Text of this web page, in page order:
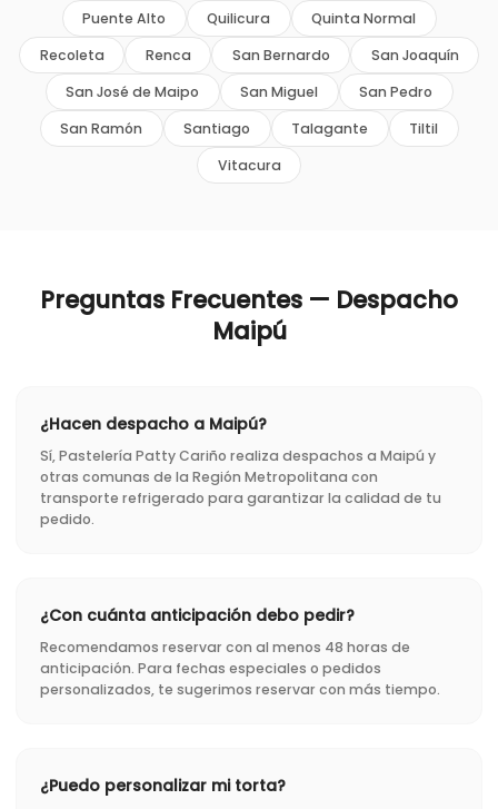
Puente Alto Quilicura
Quinta Normal
Recoleta
Renca San Bernardo
San Joaquín
San José de Maipo
San Miguel
San Pedro
San Ramón
Santiago Talagante
Tiltil
Vitacura
Preguntas Frecuentes — Despacho
Maipú
¿Hacen despacho a Maipú?
Sí, Pastelería Patty Cariño realiza despachos a Maipú y
otras comunas de la Región Metropolitana con
transporte refrigerado para garantizar la calidad de tu
pedido.
¿Con cuánta anticipación debo pedir?
Recomendamos reservar con al menos 48 horas de
anticipación. Para fechas especiales o pedidos
personalizados, te sugerimos reservar con más tiempo.
¿Puedo personalizar mi torta?